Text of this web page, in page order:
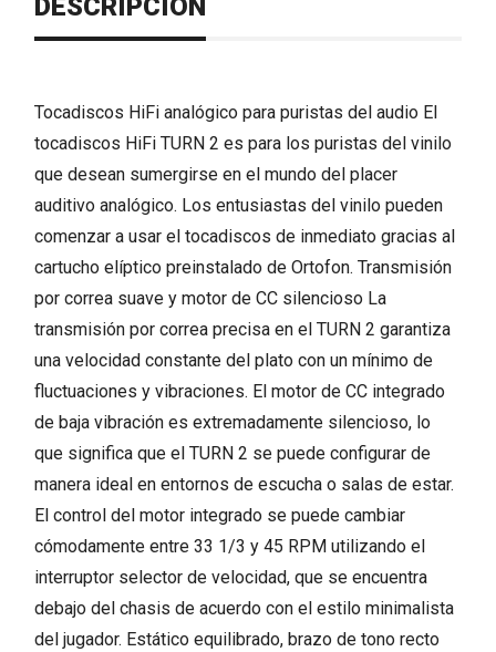
DESCRIPCIÓN
Tocadiscos HiFi analógico para puristas del audio El
tocadiscos HiFi TURN 2 es para los puristas del vinilo
que desean sumergirse en el mundo del placer
auditivo analógico. Los entusiastas del vinilo pueden
comenzar a usar el tocadiscos de inmediato gracias al
cartucho elíptico preinstalado de Ortofon. Transmisión
por correa suave y motor de CC silencioso La
transmisión por correa precisa en el TURN 2 garantiza
una velocidad constante del plato con un mínimo de
fluctuaciones y vibraciones. El motor de CC integrado
de baja vibración es extremadamente silencioso, lo
que significa que el TURN 2 se puede configurar de
manera ideal en entornos de escucha o salas de estar.
El control del motor integrado se puede cambiar
cómodamente entre 33 1/3 y 45 RPM utilizando el
interruptor selector de velocidad, que se encuentra
debajo del chasis de acuerdo con el estilo minimalista
del jugador. Estático equilibrado, brazo de tono recto